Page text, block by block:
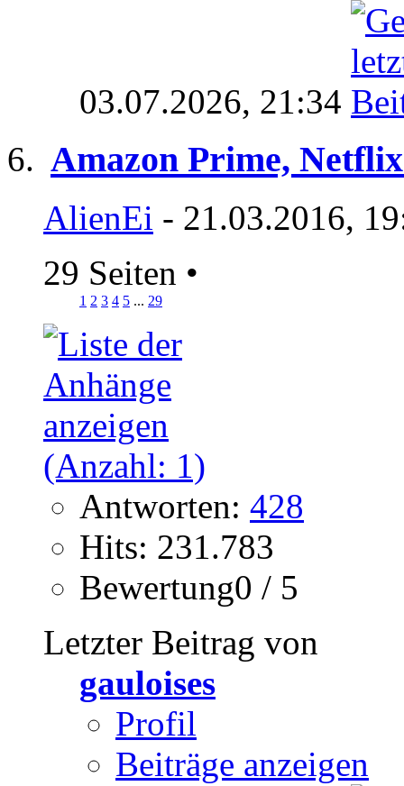
03.07.2026, 21:34
Amazon Prime,
AlienEi - 21.03.2016,
29 Seiten •
1 2 3 4 5 ... 29
Antworten: 428
Hits: 231.783
Bewertung0 / 5
Letzter Beitrag von
gauloises
Profil
Beiträge anzeigen